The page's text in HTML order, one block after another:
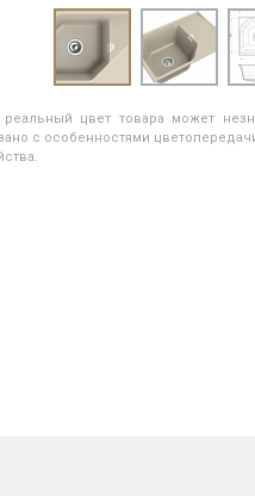
цвет товара может
с особенностями